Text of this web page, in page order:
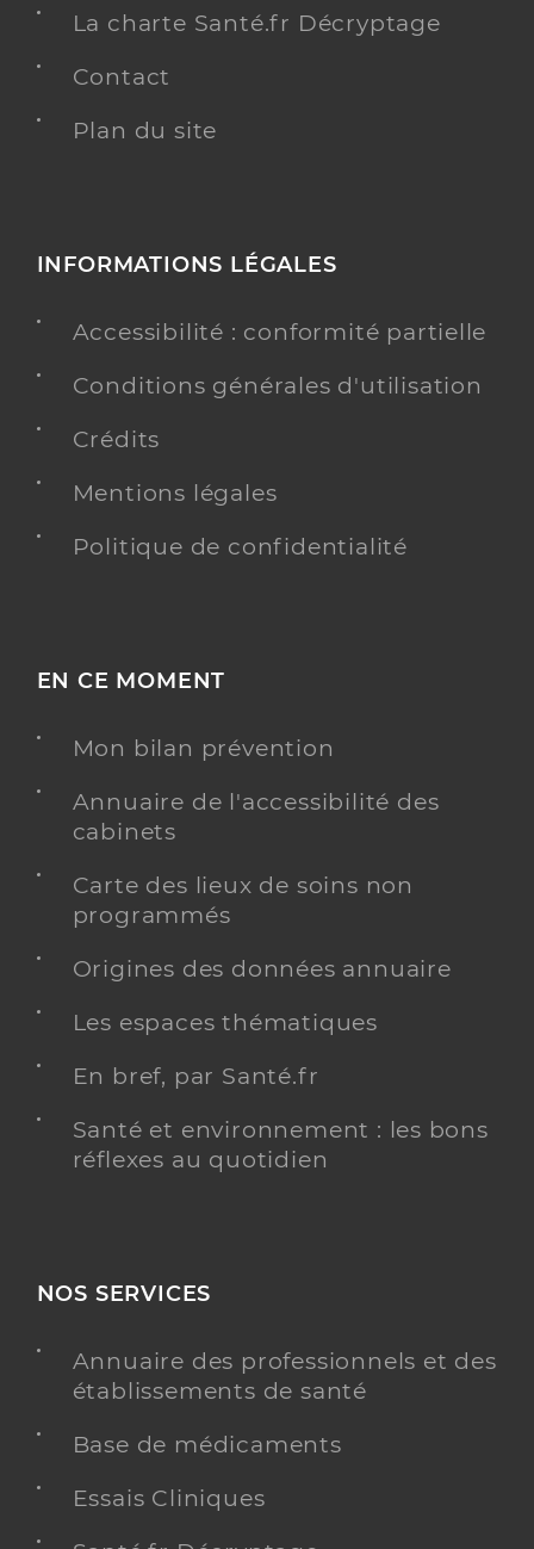
La charte Santé.fr Décryptage
Contact
Plan du site
INFORMATIONS LÉGALES
Accessibilité : conformité partielle
Conditions générales d'utilisation
Crédits
Mentions légales
Politique de confidentialité
EN CE MOMENT
Mon bilan prévention
Annuaire de l'accessibilité des
cabinets
Carte des lieux de soins non
programmés
Origines des données annuaire
Les espaces thématiques
En bref, par Santé.fr
Santé et environnement : les bons
réflexes au quotidien
NOS SERVICES
Annuaire des professionnels et des
établissements de santé
Base de médicaments
Essais Cliniques